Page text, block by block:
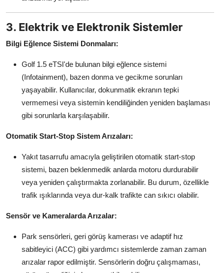
3. Elektrik ve Elektronik Sistemler
Bilgi Eğlence Sistemi Donmaları:
Golf 1.5 eTSI'de bulunan bilgi eğlence sistemi
(Infotainment), bazen donma ve gecikme sorunları
yaşayabilir. Kullanıcılar, dokunmatik ekranın tepki
vermemesi veya sistemin kendiliğinden yeniden başlaması
gibi sorunlarla karşılaşabilir.
Otomatik Start-Stop Sistem Arızaları:
Yakıt tasarrufu amacıyla geliştirilen otomatik start-stop
sistemi, bazen beklenmedik anlarda motoru durdurabilir
veya yeniden çalıştırmakta zorlanabilir. Bu durum, özellikle
trafik ışıklarında veya dur-kalk trafikte can sıkıcı olabilir.
Sensör ve Kameralarda Arızalar:
Park sensörleri, geri görüş kamerası ve adaptif hız
sabitleyici (ACC) gibi yardımcı sistemlerde zaman zaman
arızalar rapor edilmiştir. Sensörlerin doğru çalışmaması,